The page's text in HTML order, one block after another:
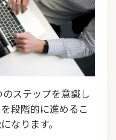
ステップを意識し
段階的に進めるこ
なります。